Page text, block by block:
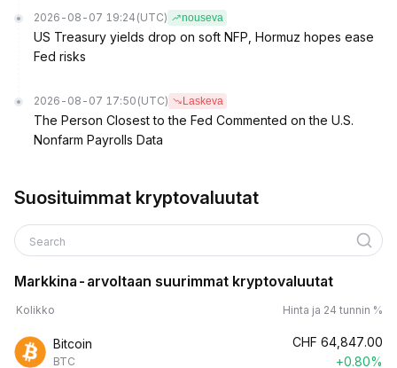
2026-08-07 19:24 (UTC) nouseva
US Treasury yields drop on soft NFP, Hormuz hopes ease
Fed risks
2026-08-07 17:50 (UTC) Laskeva
The Person Closest to the Fed Commented on the U.S.
Nonfarm Payrolls Data
Suosituimmat kryptovaluutat
Search
Markkina-arvoltaan suurimmat kryptovaluutat
Kolikko Hinta ja 24 tunnin %
Bitcoin
BTC
CHF 64,847.00
+0.80%